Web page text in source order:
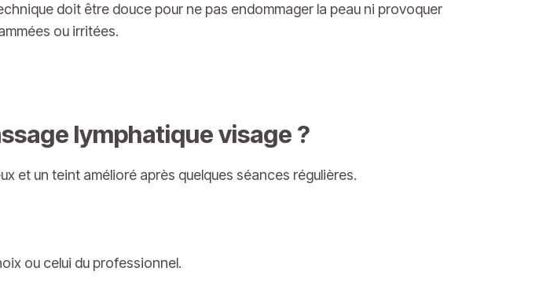
doit être douce pour ne pas endommager la peau ni provoquer
ou irritées.
lymphatique visage ?
et un teint amélioré après quelques séances régulières.
ou celui du professionnel.